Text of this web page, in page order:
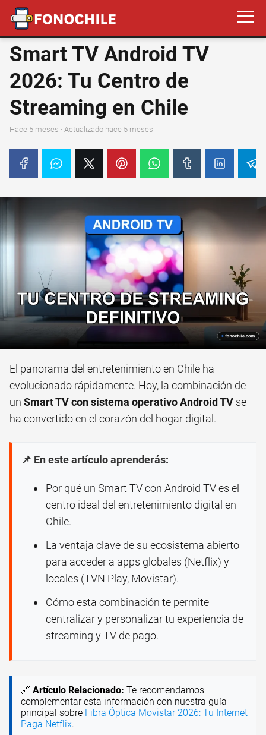
Smart TV Android TV
2026: Tu Centro de
Streaming en Chile
hace 5 meses · Actualizado hace 5 meses
El panorama del entretenimiento en Chile ha
evolucionado rápidamente. Hoy, la combinación de
un Smart TV con sistema operativo Android TV se
ha convertido en el corazón del hogar digital.
📌 En este artículo aprenderás:
Por qué un Smart TV con Android TV es el
centro ideal del entretenimiento digital en
Chile.
La ventaja clave de su ecosistema abierto
para acceder a apps globales (Netflix) y
locales (TVN Play, Movistar).
Cómo esta combinación te permite
centralizar y personalizar tu experiencia de
streaming y TV de pago.
🔗 Artículo Relacionado: Te recomendamos
complementar esta información con nuestra guía
principal sobre Fibra Óptica Movistar 2026: Tu Internet
Paga Netflix.